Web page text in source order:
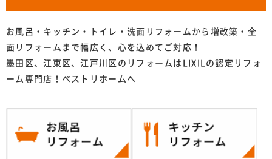
お風呂・キッチン・トイレ・洗面リフォームから増改築・全
面リフォームまで幅広く、心を込めてご対応！
墨田区、江東区、江戸川区のリフォームはLIXILの認定リフォ
ーム専門店！ベストリホームへ